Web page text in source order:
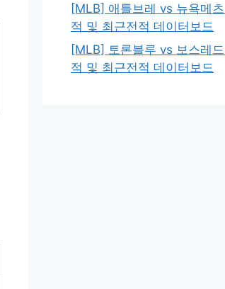
[MLB] 애틀브레 vs 뉴욕메
적 및 최근전적 데이터보드
[MLB] 토론블루 vs 보스레
적 및 최근전적 데이터보드